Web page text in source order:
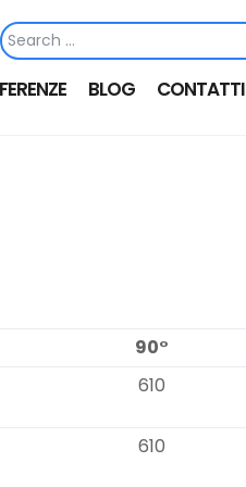
BLOG CONTATTI
90°
610
610